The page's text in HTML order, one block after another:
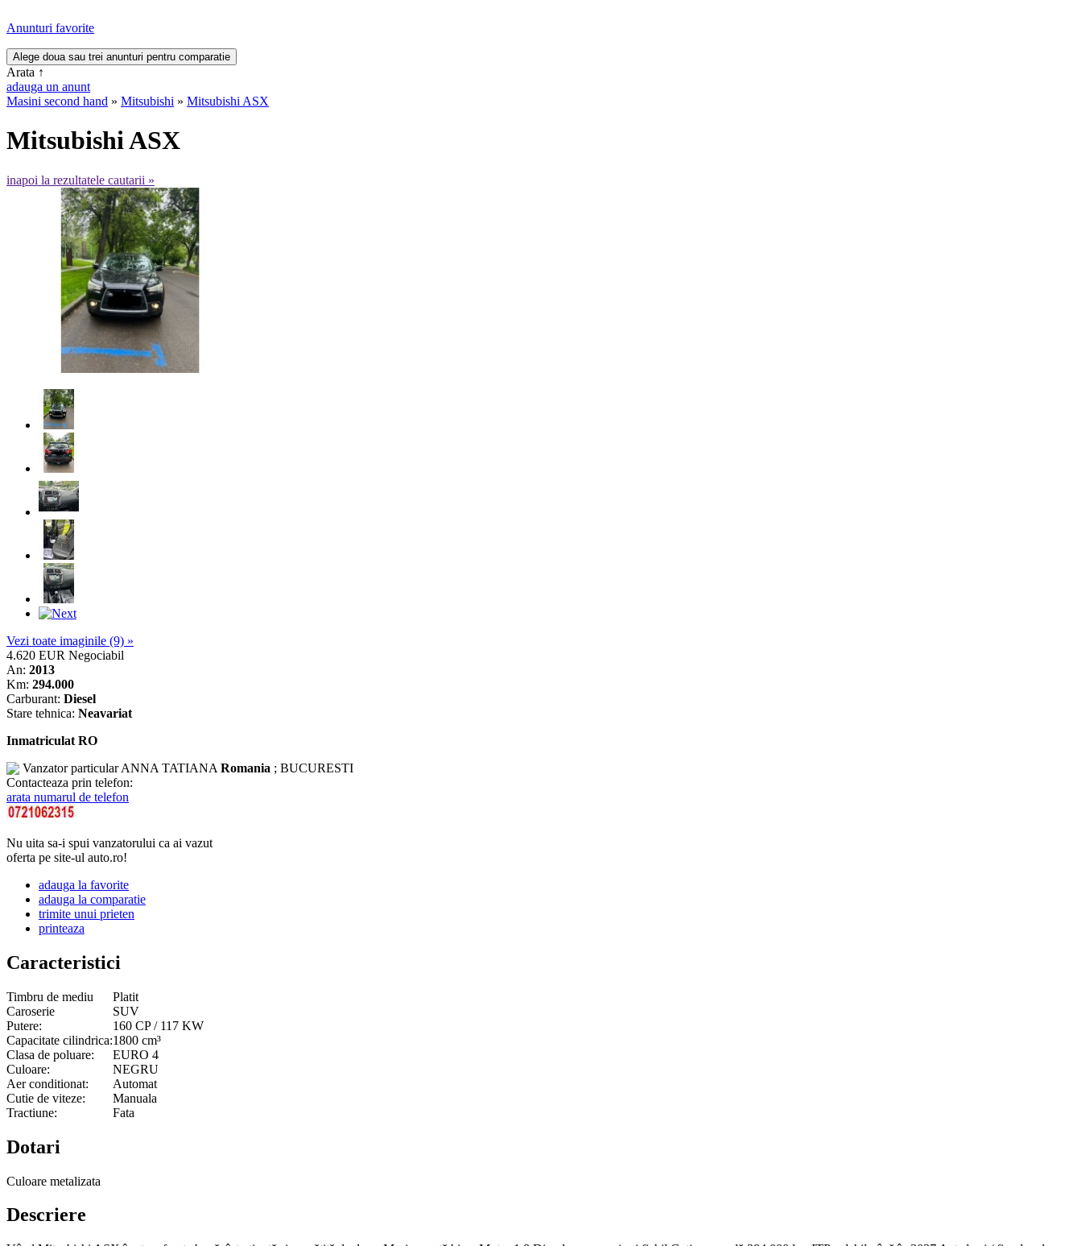
Anunturi favorite
Arata ↑
adauga un anunt
Masini second hand » Mitsubishi » Mitsubishi ASX
Mitsubishi ASX
inapoi la rezultatele cautarii »
Vezi toate imaginile (9) »
4.620 EUR Negociabil
An: 2013
Km: 294.000
Carburant: Diesel
Stare tehnica: Neavariat
Inmatriculat RO
Vanzator particularANNA TATIANA Romania ; BUCURESTI
Contacteaza prin telefon:
arata numarul de telefon
Nu uita sa-i spui vanzatorului ca ai vazut
oferta pe site-ul auto.ro!
adauga la favorite
adauga la comparatie
trimite unui prieten
printeaza
Caracteristici
Timbru de mediu
Platit
Caroserie
SUV
Putere:
160 CP / 117 KW
Capacitate cilindrica:1800 cm³
Clasa de poluare:
EURO 4
Culoare:
NEGRU
Aer conditionat:
Automat
Cutie de viteze:
Manuala
Tractiune:
Fata
Dotari
Culoare metalizata
Descriere